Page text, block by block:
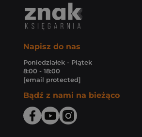
Napisz do nas
Poniedziałek - Piątek
8:00 - 18:00
[email protected]
Bądź z nami na bieżąco